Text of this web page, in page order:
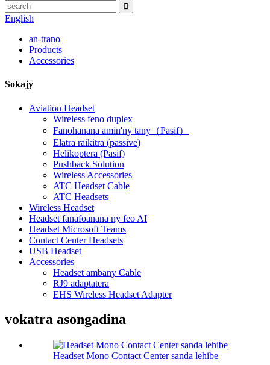
English
an-trano
Products
Accessories
Sokajy
Aviation Headset
Wireless feno duplex
Fanohanana amin'ny tany（Pasif）
Elatra raikitra (passive)
Helikoptera (Pasif)
Pushback Solution
Wireless Accessories
ATC Headset Cable
ATC Headsets
Wireless Headset
Headset fanafoanana ny feo AI
Headset Microsoft Teams
Contact Center Headsets
USB Headset
Accessories
Headset ambany Cable
RJ9 adaptatera
EHS Wireless Headset Adapter
vokatra asongadina
Headset Mono Contact Center sanda lehibe